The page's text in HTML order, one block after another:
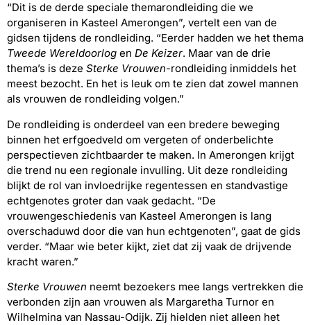
“Dit is de derde speciale themarondleiding die we
organiseren in Kasteel Amerongen”, vertelt een van de
gidsen tijdens de rondleiding. “Eerder hadden we het thema
Tweede Wereldoorlog en De Keizer. Maar van de drie
thema’s is deze Sterke Vrouwen-rondleiding inmiddels het
meest bezocht. En het is leuk om te zien dat zowel mannen
als vrouwen de rondleiding volgen.”
De rondleiding is onderdeel van een bredere beweging
binnen het erfgoedveld om vergeten of onderbelichte
perspectieven zichtbaarder te maken. In Amerongen krijgt
die trend nu een regionale invulling. Uit deze rondleiding
blijkt de rol van invloedrijke regentessen en standvastige
echtgenotes groter dan vaak gedacht. “De
vrouwengeschiedenis van Kasteel Amerongen is lang
overschaduwd door die van hun echtgenoten”, gaat de gids
verder. “Maar wie beter kijkt, ziet dat zij vaak de drijvende
kracht waren.”
Sterke Vrouwen neemt bezoekers mee langs vertrekken die
verbonden zijn aan vrouwen als Margaretha Turnor en
Wilhelmina van Nassau-Odijk. Zij hielden niet alleen het